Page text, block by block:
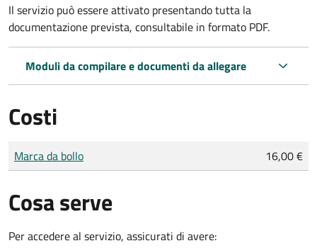
Il servizio può essere attivato presentando tutta la
documentazione prevista, consultabile in formato PDF.
Moduli da compilare e documenti da allegare
Costi
Tipo di pagamento
Importo
Marca da bollo 16,00 €
Cosa serve
Per accedere al servizio, assicurati di avere: